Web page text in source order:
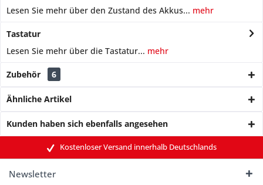
Lesen Sie mehr über den Zustand des Akkus... mehr
Tastatur
Lesen Sie mehr über die Tastatur... mehr
Zubehör 6
Ähnliche Artikel
Kunden haben sich ebenfalls angesehen
Kostenloser Versand innerhalb Deutschlands
Newsletter